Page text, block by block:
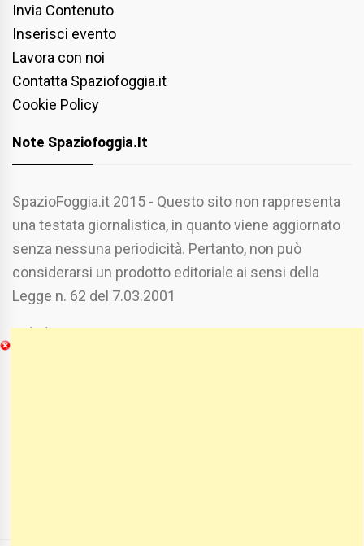
Invia Contenuto
Inserisci evento
Lavora con noi
Contatta Spaziofoggia.it
Cookie Policy
Note Spaziofoggia.it
SpazioFoggia.it 2015 - Questo sito non rappresenta
una testata giornalistica, in quanto viene aggiornato
senza nessuna periodicità. Pertanto, non può
considerarsi un prodotto editoriale ai sensi della
Legge n. 62 del 7.03.2001
Chi Siamo